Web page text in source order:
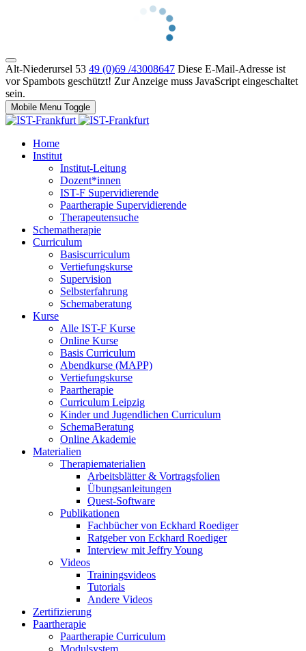
Alt-Niederursel 53 49 (0)69 /43008647 Diese E-Mail-Adresse ist
vor Spambots geschützt! Zur Anzeige muss JavaScript eingeschaltet
sein.
Mobile Menu Toggle
Home
Institut
Institut-Leitung
Dozent*innen
IST-F Supervidierende
Paartherapie Supervidierende
Therapeutensuche
Schematherapie
Curriculum
Basiscurriculum
Vertiefungskurse
Supervision
Selbsterfahrung
Schemaberatung
Kurse
Alle IST-F Kurse
Online Kurse
Basis Curriculum
Abendkurse (MAPP)
Vertiefungskurse
Paartherapie
Curriculum Leipzig
Kinder und Jugendlichen Curriculum
SchemaBeratung
Online Akademie
Materialien
Therapiematerialien
Arbeitsblätter & Vortragsfolien
Übungsanleitungen
Quest-Software
Publikationen
Fachbücher von Eckhard Roediger
Ratgeber von Eckhard Roediger
Interview mit Jeffry Young
Videos
Trainingsvideos
Tutorials
Andere Videos
Zertifizierung
Paartherapie
Paartherapie Curriculum
Modulsystem